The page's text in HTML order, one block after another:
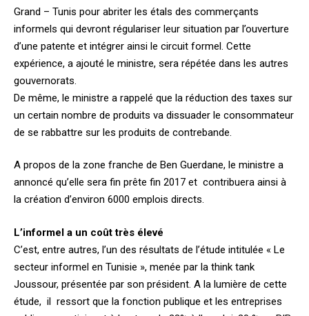
Grand – Tunis pour abriter les étals des commerçants
informels qui devront régulariser leur situation par l’ouverture
d’une patente et intégrer ainsi le circuit formel. Cette
expérience, a ajouté le ministre, sera répétée dans les autres
gouvernorats.
De même, le ministre a rappelé que la réduction des taxes sur
un certain nombre de produits va dissuader le consommateur
de se rabbattre sur les produits de contrebande.
A propos de la zone franche de Ben Guerdane, le ministre a
annoncé qu’elle sera fin prête fin 2017 et contribuera ainsi à
la création d’environ 6000 emplois directs.
L’informel a un coût très élevé
C’est, entre autres, l’un des résultats de l’étude intitulée « Le
secteur informel en Tunisie », menée par la think tank
Joussour, présentée par son président. A la lumière de cette
étude, il ressort que la fonction publique et les entreprises